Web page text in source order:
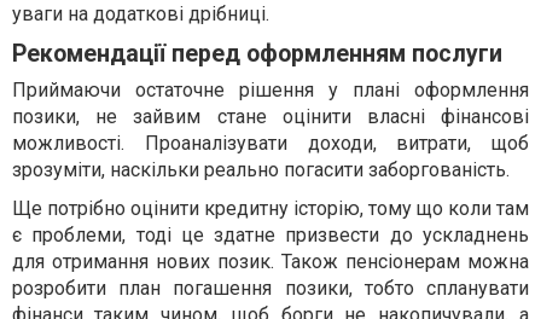
уваги на додаткові дрібниці.
Рекомендації перед оформленням послуги
Приймаючи остаточне рішення у плані оформлення
позики, не зайвим стане оцінити власні фінансові
можливості. Проаналізувати доходи, витрати, щоб
зрозуміти, наскільки реально погасити заборгованість.
Ще потрібно оцінити кредитну історію, тому що коли там
є проблеми, тоді це здатне призвести до ускладнень
для отримання нових позик. Також пенсіонерам можна
розробити план погашення позики, тобто спланувати
фінанси таким чином, щоб борги не накопичували, а